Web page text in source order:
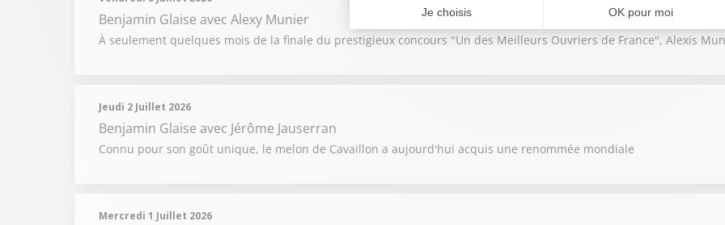
Benjamin Glaise avec Alexy Munier
À seulement quelques mois de la finale du prestigieux concours "Un des Meilleurs Ouvriers de France", Alexis
Jeudi 2 Juillet 2026
Benjamin Glaise avec Jérôme Jauserran
Connu pour son goût unique, le melon de Cavaillon a aujourd'hui acquis une renommée mondiale
Mercredi 1 Juillet 2026